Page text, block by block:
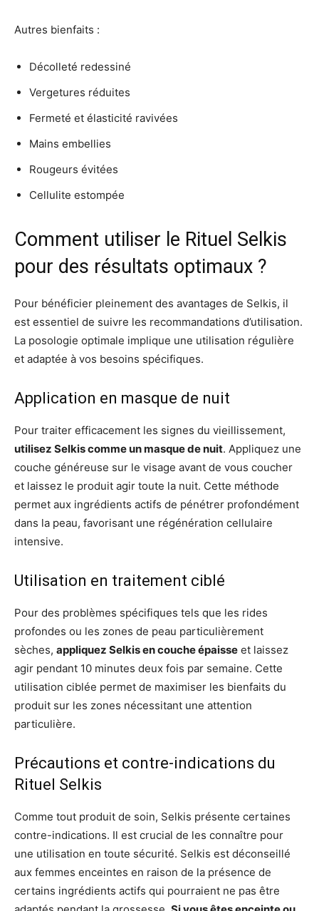
Autres bienfaits :
Décolleté redessiné
Vergetures réduites
Fermeté et élasticité ravivées
Mains embellies
Rougeurs évitées
Cellulite estompée
Comment utiliser le Rituel Selkis
pour des résultats optimaux ?
Pour bénéficier pleinement des avantages de Selkis, il
est essentiel de suivre les recommandations d’utilisation.
La posologie optimale implique une utilisation régulière
et adaptée à vos besoins spécifiques.
Application en masque de nuit
Pour traiter efficacement les signes du vieillissement,
utilisez Selkis comme un masque de nuit. Appliquez une
couche généreuse sur le visage avant de vous coucher
et laissez le produit agir toute la nuit. Cette méthode
permet aux ingrédients actifs de pénétrer profondément
dans la peau, favorisant une régénération cellulaire
intensive.
Utilisation en traitement ciblé
Pour des problèmes spécifiques tels que les rides
profondes ou les zones de peau particulièrement
sèches, appliquez Selkis en couche épaisse et laissez
agir pendant 10 minutes deux fois par semaine. Cette
utilisation ciblée permet de maximiser les bienfaits du
produit sur les zones nécessitant une attention
particulière.
Précautions et contre-indications du
Rituel Selkis
Comme tout produit de soin, Selkis présente certaines
contre-indications. Il est crucial de les connaître pour
une utilisation en toute sécurité. Selkis est déconseillé
aux femmes enceintes en raison de la présence de
certains ingrédients actifs qui pourraient ne pas être